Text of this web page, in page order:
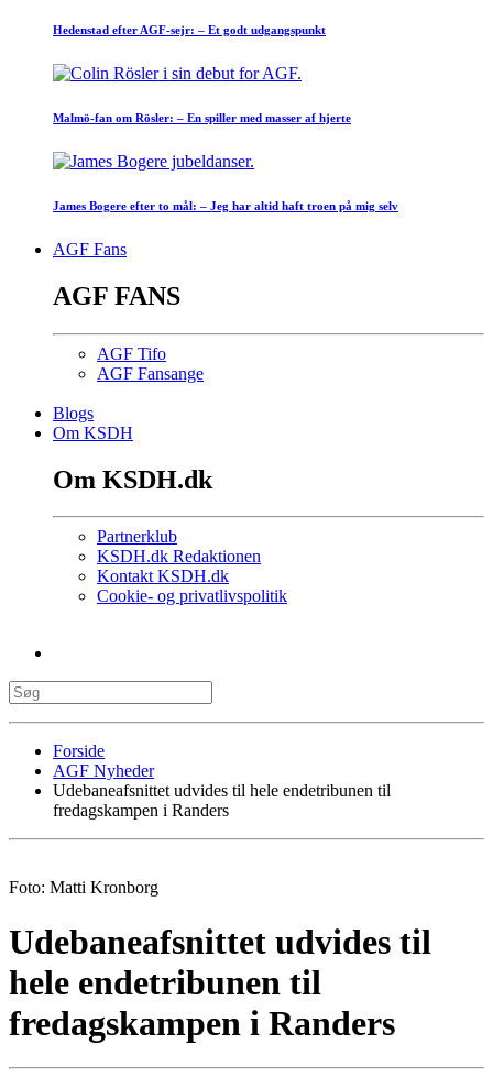
Hedenstad efter AGF-sejr: – Et godt udgangspunkt
Malmö-fan om Rösler: – En spiller med masser af hjerte
James Bogere efter to mål: – Jeg har altid haft troen på mig selv
AGF Fans
AGF FANS
AGF Tifo
AGF Fansange
Blogs
Om KSDH
Om KSDH.dk
Partnerklub
KSDH.dk Redaktionen
Kontakt KSDH.dk
Cookie- og privatlivspolitik
Forside
AGF Nyheder
Udebaneafsnittet udvides til hele endetribunen til
fredagskampen i Randers
Foto: Matti Kronborg
Udebaneafsnittet udvides til
hele endetribunen til
fredagskampen i Randers